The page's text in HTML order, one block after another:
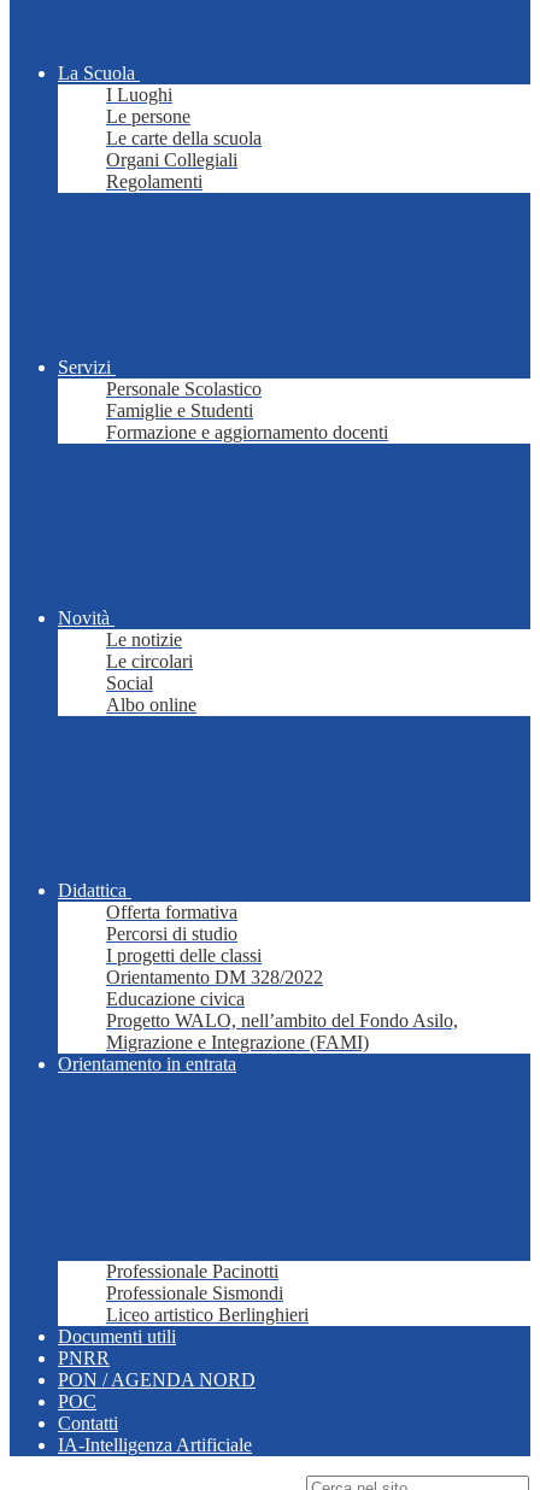
La Scuola
I Luoghi
Le persone
Le carte della scuola
Organi Collegiali
Regolamenti
Servizi
Personale Scolastico
Famiglie e Studenti
Formazione e aggiornamento docenti
Novità
Le notizie
Le circolari
Social
Albo online
Didattica
Offerta formativa
Percorsi di studio
I progetti delle classi
Orientamento DM 328/2022
Educazione civica
Progetto WALO, nell’ambito del Fondo Asilo,
Migrazione e Integrazione (FAMI)
Orientamento in entrata
Professionale Pacinotti
Professionale Sismondi
Liceo artistico Berlinghieri
Documenti utili
PNRR
PON / AGENDA NORD
POC
Contatti
IA-Intelligenza Artificiale